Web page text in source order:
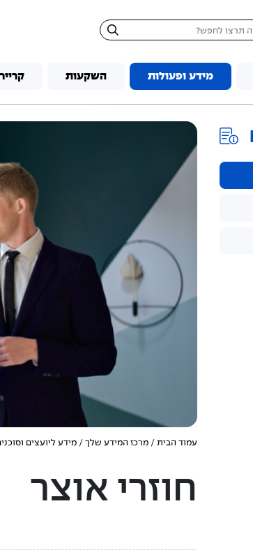
מידע ופעולות השקעות
עמוד הבית / מרכז המידע שלך / מידע ליועצים
חוזרי אוצר